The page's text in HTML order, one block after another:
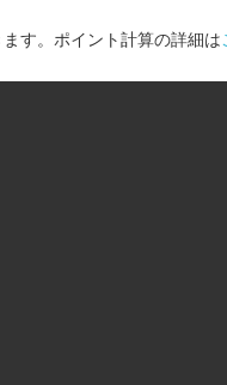
す。ポイント計算の詳細は